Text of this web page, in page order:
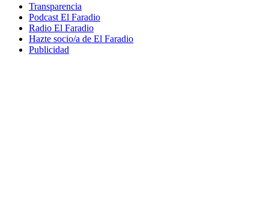
Transparencia
Podcast El Faradio
Radio El Faradio
Hazte socio/a de El Faradio
Publicidad